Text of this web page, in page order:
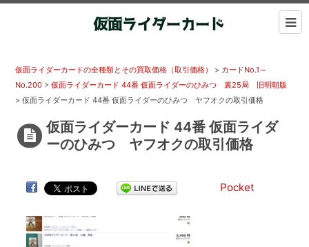
仮面ライダーカードの全種類とその買取価格（取引価格） > カードNo.1～
No.200 >仮面ライダーカード 44番 仮面ライダーのひみつ 裏25局 旧明朝版
>仮面ライダーカード 44番 仮面ライダーのひみつ ヤフオクの取引価格
仮面ライダーカード 44番 仮面ライダ
ーのひみつ ヤフオクの取引価格
Pocket